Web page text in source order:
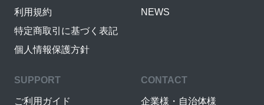
利用規約
特定商取引に基づく表記
個人情報保護方針
NEWS
SUPPORT
ご利用ガイド
CONTACT
企業様・自治体様